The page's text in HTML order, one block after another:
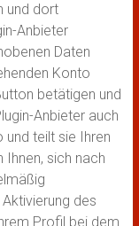
und dort
Anbieter
Daten
Konto
betätigen und
Anbieter auch
teilt sie Ihren
sich nach
des
Profil bei dem